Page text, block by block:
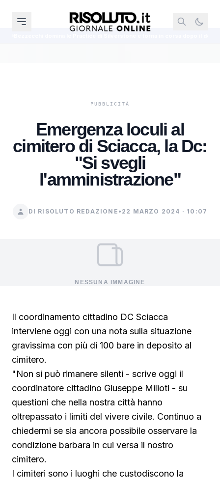
Emergenza loculi al
cimitero di Sciacca, la Dc:
"Si svegli
l'amministrazione"
DI RISOLUTO REDAZIONE • 22 MARZO 2024 · 10:07
NESSUNA IMMAGINE
Il coordinamento cittadino DC Sciacca
interviene oggi con una nota sulla situazione
gravissima con più di 100 bare in deposito al
cimitero.
"Non si può rimanere silenti - scrive oggi il
coordinatore cittadino Giuseppe Milioti - su
questioni che nella nostra città hanno
oltrepassato i limiti del vivere civile. Continuo a
chiedermi se sia ancora possibile osservare la
condizione barbara in cui versa il nostro
cimitero.
I cimiteri sono i luoghi che custodiscono la